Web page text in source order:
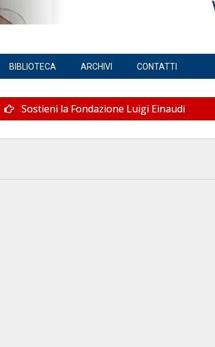
BIBLIOTECA ARCHIVI CONTATTI
Sostieni la Fondazione Luigi Einaudi